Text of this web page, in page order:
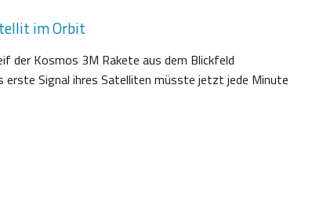
im Orbit
der Kosmos 3M Rakete aus dem Blickfeld
erste Signal ihres Satelliten müsste jetzt jede Minute